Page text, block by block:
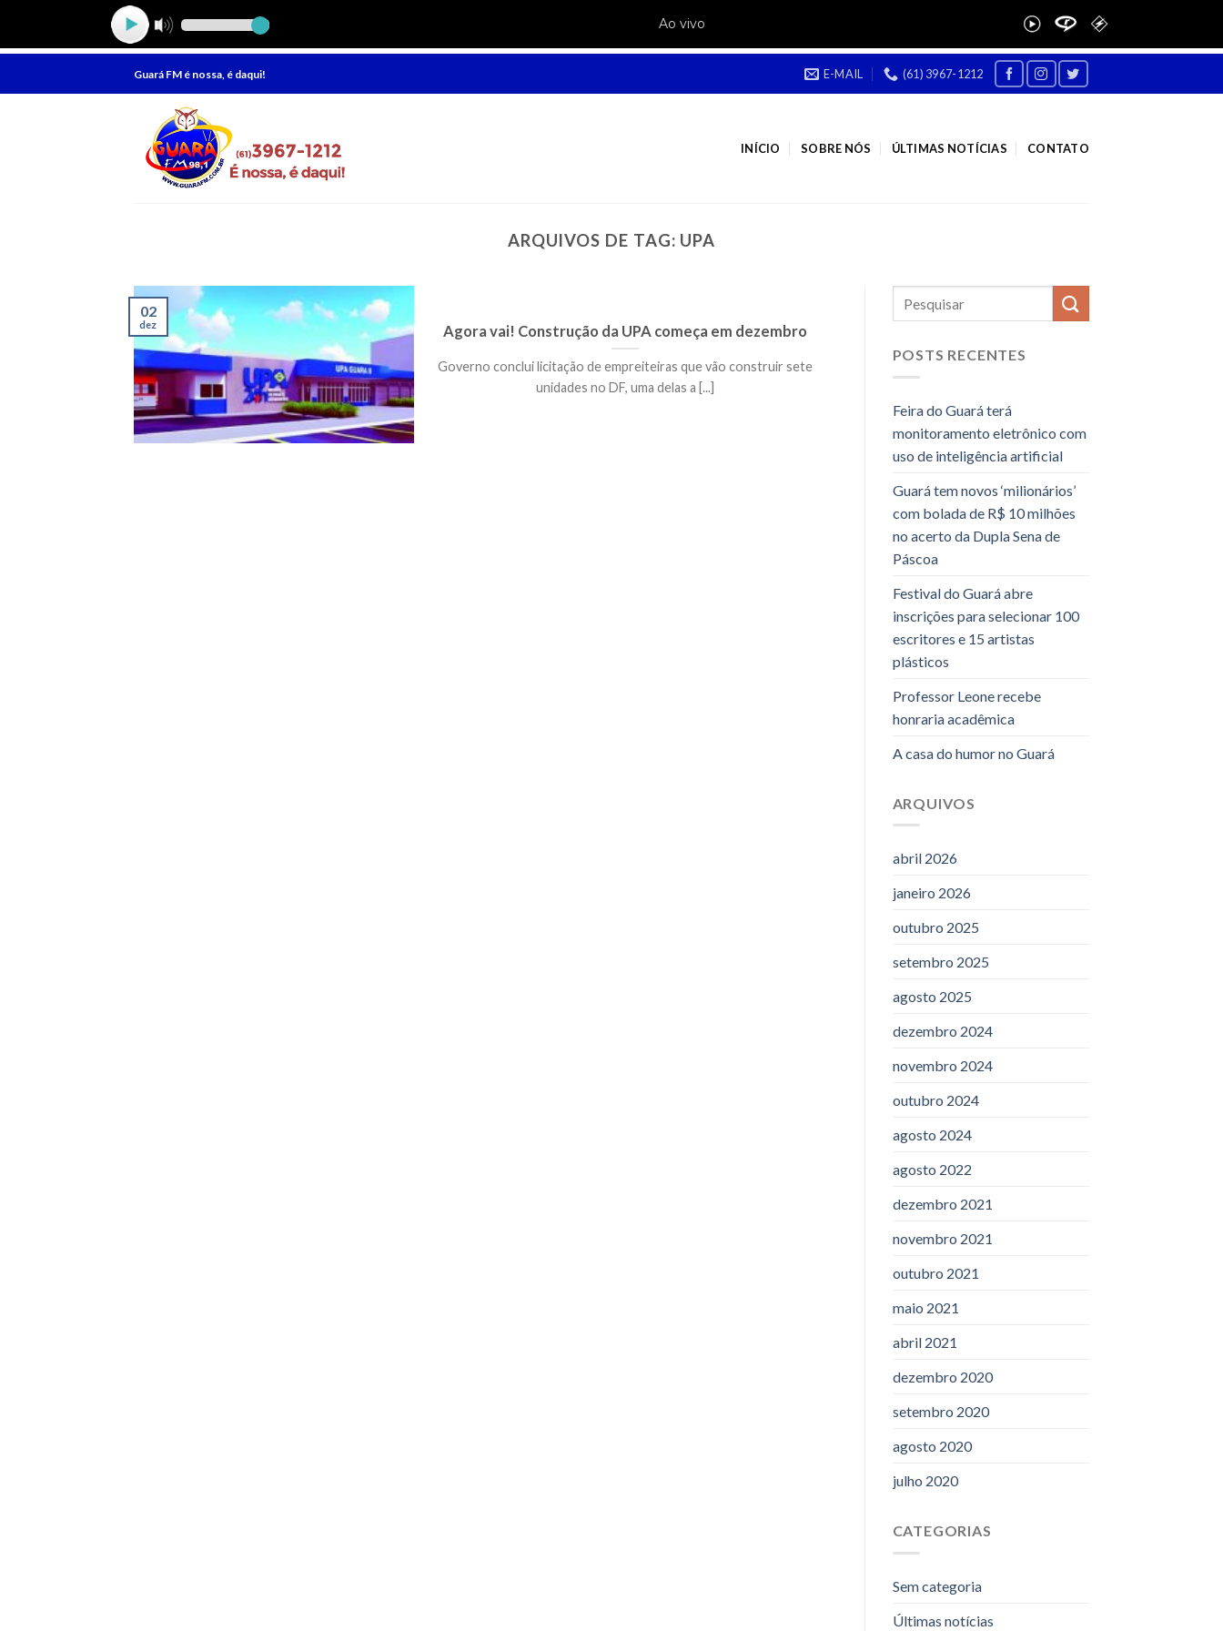
Guará FM é nossa, é daqui! E-MAIL (61) 3967-1212
INÍCIO SOBRE NÓS ÚLTIMAS NOTÍCIAS CONTATO
ARQUIVOS DE TAG: UPA
Agora vai! Construção da UPA começa em dezembro
Governo conclui licitação de empreiteiras que vão construir sete
unidades no DF, uma delas a [...]
02
dez
POSTS RECENTES
Feira do Guará terá
monitoramento eletrônico com
uso de inteligência artificial
Guará tem novos ‘milionários’
com bolada de R$ 10 milhões
no acerto da Dupla Sena de
Páscoa
Festival do Guará abre
inscrições para selecionar 100
escritores e 15 artistas
plásticos
Professor Leone recebe
honraria acadêmica
A casa do humor no Guará
ARQUIVOS
abril 2026
janeiro 2026
outubro 2025
setembro 2025
agosto 2025
dezembro 2024
novembro 2024
outubro 2024
agosto 2024
agosto 2022
dezembro 2021
novembro 2021
outubro 2021
maio 2021
abril 2021
dezembro 2020
setembro 2020
agosto 2020
julho 2020
CATEGORIAS
Sem categoria
Últimas notícias